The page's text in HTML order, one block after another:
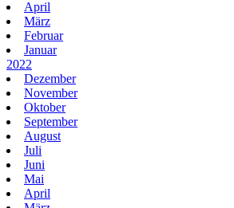
April
März
Februar
Januar
2022
Dezember
November
Oktober
September
August
Juli
Juni
Mai
April